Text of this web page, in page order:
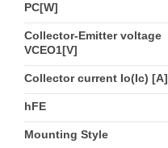
PC[W]
Collector-Emitter voltage
VCEO1[V]
Collector current Io(Ic) [A]
hFE
Mounting Style